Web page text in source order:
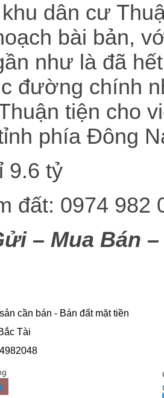
dân cư
bài bản,
như là đã
đường chính
tiện cho
phía Đông
9.6 tỷ
đất: 0974 982
– Mua Bán
cần bán - Bán đất mặt tiền
Tài